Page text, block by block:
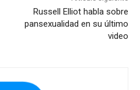
Russell Elliot habla sobre
pansexualidad en su último
video